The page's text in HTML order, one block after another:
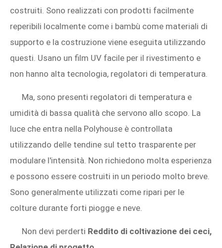
costruiti. Sono realizzati con prodotti facilmente
reperibili localmente come i bambù come materiali di
supporto e la costruzione viene eseguita utilizzando
questi. Usano un film UV facile per il rivestimento e
non hanno alta tecnologia, regolatori di temperatura.
Ma, sono presenti regolatori di temperatura e
umidità di bassa qualità che servono allo scopo. La
luce che entra nella Polyhouse è controllata
utilizzando delle tendine sul tetto trasparente per
modulare l'intensità. Non richiedono molta esperienza
e possono essere costruiti in un periodo molto breve.
Sono generalmente utilizzati come ripari per le
colture durante forti piogge e neve.
Non devi perderti Reddito di coltivazione dei ceci,